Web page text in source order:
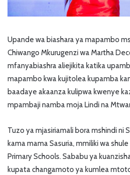
Upande wa biashara ya mapambo
Chiwango Mkurugenzi wa Martha
mfanyabiashra aliejikita katika
mapambo kwa kujitolea kupamba
baadaye akaanza kulipwa kwenye
mpambaji namba moja Lindi na
Tuzo ya mjasiriamali bora mshindi ni
kama mama Sasuria, mmiliki wa
Primary Schools. Sababu ya
kupata changamoto ya kumlea